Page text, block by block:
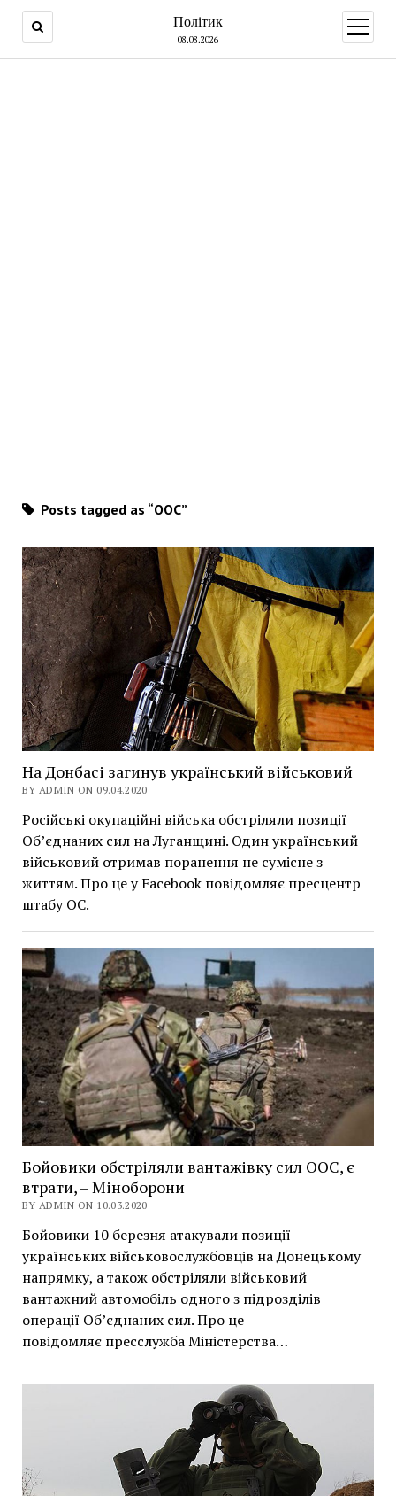
Політик
08.08.2026
open
menu
Posts tagged as “ООС”
На Донбасі загинув український військовий
BY ADMIN ON 09.04.2020
Російські окупаційні війська обстріляли позиції
Об’єднаних сил на Луганщині. Один український
військовий отримав поранення не сумісне з
життям. Про це у Facebook повідомляє пресцентр
штабу ОС.
Бойовики обcтріляли вантажівку сил ООС, є
втрати, – Міноборони
BY ADMIN ON 10.03.2020
Бойовики 10 березня атакували позиції
українських військовослужбовців на Донецькому
напрямку, а також обстріляли військовий
вантажний автомобіль одного з підрозділів
операції Об’єднаних сил. Про це
повідомляє пресслужба Міністерства…